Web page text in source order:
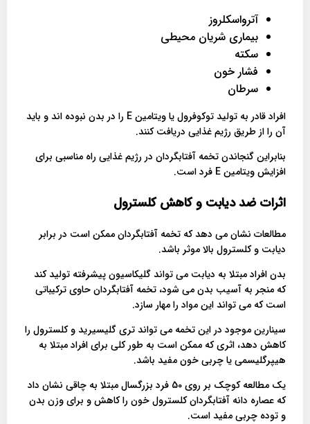
آترواسکلروز
بیماری شریان محیطی
سکته
فشار خون
سرطان
افراد قادر به تولید توکوفرول یا ویتامین E را در بدن نبوده اند و باید
آن را از طریق رژیم غذایی دریافت کنند.
بنابراین گنجاندن تخمه آفتابگردان در رژیم غذایی راه مناسبی برای
افزایش ویتامین E فرد است.
اثرات ضد دیابت و کاهش کلسترول
مطالعات نشان می دهد که تخمه آفتابگردان ممکن است در برابر
دیابت و کلسترول بالا موثر باشد.
بدن افراد مبتلا به دیابت می تواند گلیکاسیون پیشرفته تولید کند
که منجر به آسیب بدن می شود، تخمه آفتابگردان حاوی ترکیباتی
است که می تواند این مواد را مهار سازد.
سینارین موجود در این تخمه می تواند تری گلیسیرید و کلسترول را
کاهش دهد، اثری که ممکن است به طور کلی برای افراد مبتلا به
هیپرگلیسمی یا چربی خون مفید باشد.
یک مطالعه کوچک بر روی 50 فرد بزرگسال مبتلا به چاقی نشان داد
که عصاره دانه آفتابگردان کلسترول خون را کاهش و برای وزن بدن
و توده چربی مفید است.